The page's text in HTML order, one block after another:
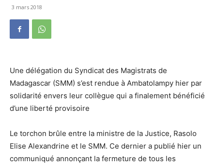
3 mars 2018
Une délégation du Syndicat des Magistrats de
Madagascar (SMM) s’est rendue à Ambatolampy hier par
solidarité envers leur collègue qui a finalement bénéficié
d’une liberté provisoire
Le torchon brûle entre la ministre de la Justice, Rasolo
Elise Alexandrine et le SMM. Ce dernier a publié hier un
communiqué annonçant la fermeture de tous les